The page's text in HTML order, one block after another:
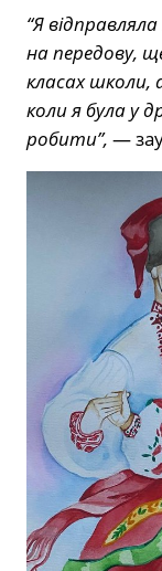
“Я
на передову,
класах школи,
коли я була у
робити”, —